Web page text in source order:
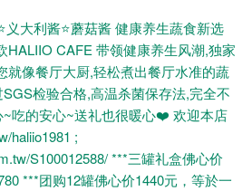
义大利酱⭐️蘑菇酱 健康养生蔬食新选
HALIIO CAFE 带领健康养生风潮,独家
就像餐厅大厨,轻松煮出餐厅水准的蔬
检验合格,高温杀菌保存法,完全不
吃的安心~送礼也很暖心❤️ 欢迎本店
haliio1981 ;
S100012588/ ***三罐礼盒佛心价
***团购12罐佛心价1440元，等於一